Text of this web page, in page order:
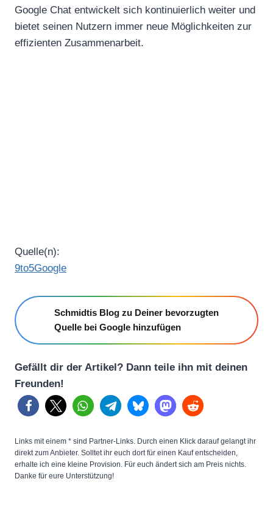
Google Chat entwickelt sich kontinuierlich weiter und
bietet seinen Nutzern immer neue Möglichkeiten zur
effizienten Zusammenarbeit.
Quelle(n):
9to5Google
Schmidtis Blog zu Deiner bevorzugten
Quelle bei Google hinzufügen
Gefällt dir der Artikel? Dann teile ihn mit deinen
Freunden!
Links mit einem * sind Partner-Links. Durch einen Klick darauf gelangt ihr
direkt zum Anbieter. Solltet ihr euch dort für einen Kauf entscheiden,
erhalte ich eine kleine Provision. Für euch ändert sich am Preis nichts.
Danke für eure Unterstützung!